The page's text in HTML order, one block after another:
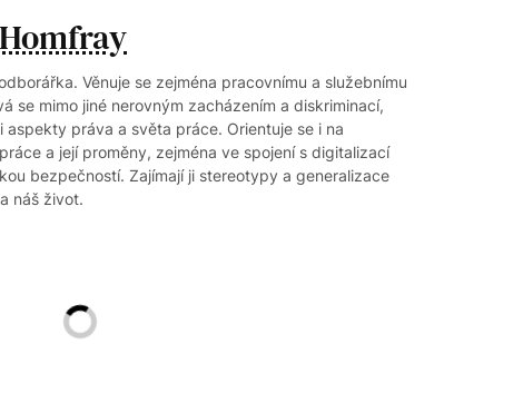
Věnuje se zejména pracovnímu a služebnímu
se mimo jiné nerovným zacházením a diskriminací,
aspekty práva a světa práce. Orientuje se i na
a její proměny, zejména ve spojení s digitalizací
bezpečností. Zajímají ji stereotypy a generalizace
náš život.